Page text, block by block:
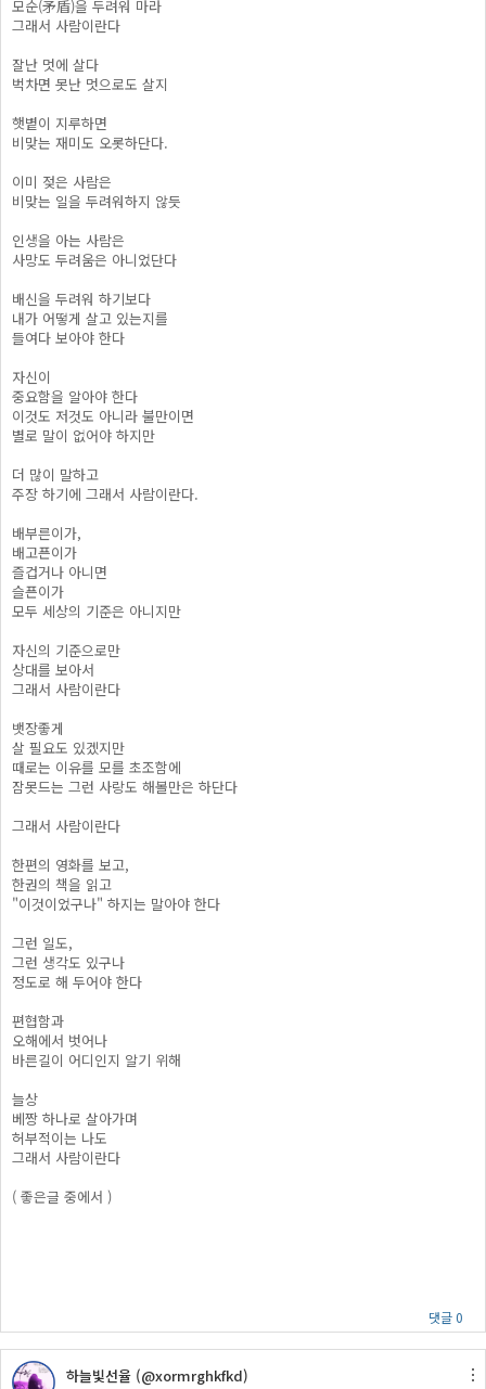
모순(矛盾)을 두려워 마라
그래서 사람이란다
잘난 멋에 살다
벅차면 못난 멋으로도 살지
햇볕이 지루하면
비맞는 재미도 오롯하단다.
이미 젖은 사람은
비맞는 일을 두려워하지 않듯
인생을 아는 사람은
사망도 두려움은 아니었단다
배신을 두려워 하기보다
내가 어떻게 살고 있는지를
들여다 보아야 한다
자신이
중요함을 알아야 한다
이것도 저것도 아니라 불만이면
별로 말이 없어야 하지만
더 많이 말하고
주장 하기에 그래서 사람이란다.
배부른이가,
배고픈이가
즐겁거나 아니면
슬픈이가
모두 세상의 기준은 아니지만
자신의 기준으로만
상대를 보아서
그래서 사람이란다
뱃장좋게
살 필요도 있겠지만
때로는 이유를 모를 초조함에
잠못드는 그런 사랑도 해볼만은 하단다
그래서 사람이란다
한편의 영화를 보고,
한권의 책을 읽고
"이것이었구나" 하지는 말아야 한다
그런 일도,
그런 생각도 있구나
정도로 해 두어야 한다
편협함과
오해에서 벗어나
바른길이 어디인지 알기 위해
늘상
베짱 하나로 살아가며
허부적이는 나도
그래서 사람이란다
( 좋은글 중에서 )
댓글 0
하늘빛선율 (@xormrghkfkd)